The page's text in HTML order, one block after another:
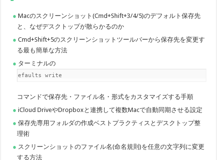
Macのスクリーンショット(Cmd+Shift+3/4/5)のデフォルト保存先
と、なぜデスクトップが散らかるのか
Cmd+Shift+5のスクリーンショットツールバーから保存先を変更す
る最も簡単な方法
ターミナルの
default​s write
コマンドで保存先・ファイル名・形式をカスタマイズする手順
iCloud DriveやDropboxと連携して複数Macで自動同期させる設定
保存先専用フォルダの作成ベストプラクティスとデスクトップ整
理術
スクリーンショットのファイル名(命名規則)を任意の文字列に変更
する方法